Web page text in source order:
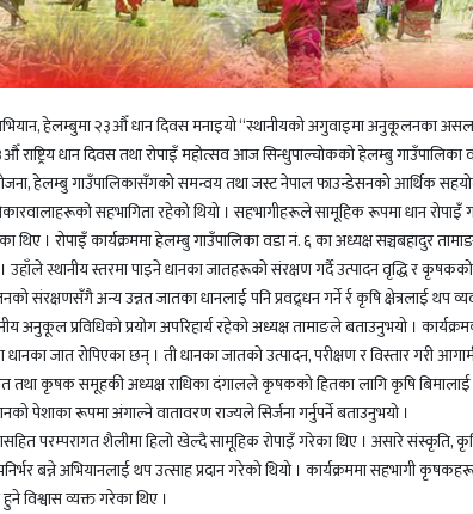
अभियान, हेलम्बुमा २३औँ धान दिवस मनाइयो “स्थानीयको अगुवाइमा अनुकूलनका असल
राष्ट्रिय धान दिवस तथा रोपाइँ महोत्सव आज सिन्धुपाल्चोकको हेलम्बु गाउँपालिका
हेलम्बु गाउँपालिकासँगको समन्वय तथा जस्ट नेपाल फाउन्डेसनको आर्थिक सहयोग र
सहभागिता रहेको थियो । सहभागीहरूले सामूहिक रूपमा धान
थिए । रोपाइँ कार्यक्रममा हेलम्बु गाउँपालिका वडा नं. ६ का अध्यक्ष सञ्चबहादुर
उहाँले स्थानीय स्तरमा पाइने धानका जातहरूको संरक्षण गर्दै उत्पादन वृद्धि र
संरक्षणसँगै अन्य उन्नत जातका धानलाई पनि प्रवद्र्धन गर्ने र्र कृषि क्षेत्रलाई थप
अनुकूल प्रविधिको प्रयोग अपरिहार्य रहेको अध्यक्ष तामाङले बताउनुभयो ।
धानका जात रोपिएका छन् । ती धानका जातको उत्पादन, परीक्षण र विस्तार गरी
तथा कृषक समूहकी अध्यक्ष राधिका दंगालले कृषकको हितका लागि कृषि बिमालाई
पेशाका रूपमा अंगाल्ने वातावरण राज्यले सिर्जना गर्नुपर्ने बताउनुभयो ।
परम्परागत शैलीमा हिलो खेल्दै सामूहिक रोपाइँ गरेका थिए । असारे संस्कृति,
बन्ने अभियानलाई थप उत्साह प्रदान गरेको थियो । कार्यक्रममा सहभागी
विश्वास व्यक्त गरेका थिए ।